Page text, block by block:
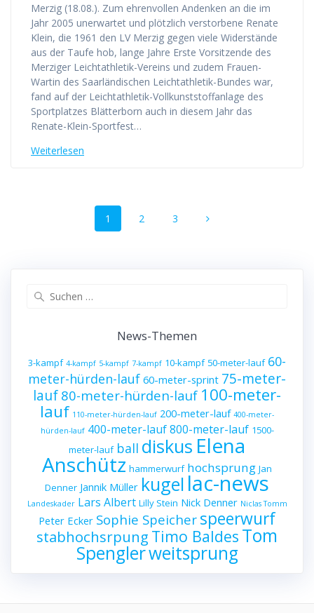
Merzig (18.08.). Zum ehrenvollen Andenken an die im
Jahr 2005 unerwartet und plötzlich verstorbene Renate
Klein, die 1961 den LV Merzig gegen viele Widerstände
aus der Taufe hob, lange Jahre Erste Vorsitzende des
Merziger Leichtathletik-Vereins und zudem Frauen-
Wartin des Saarländischen Leichtathletik-Bundes war,
fand auf der Leichtathletik-Vollkunststoffanlage des
Sportplatzes Blätterborn auch in diesem Jahr das
Renate-Klein-Sportfest…
Weiterlesen
Beitrags-
Navigation
Seite
1 Seite
2 Seite
3
News-Themen
3-kampf 4-kampf 5-kampf 7-kampf 10-kampf 50-meter-lauf 60-
meter-hürden-lauf 60-meter-sprint 75-meter-
lauf 80-meter-hürden-lauf 100-meter-
lauf 110-meter-hürden-lauf 200-meter-lauf 400-meter-
hürden-lauf 400-meter-lauf 800-meter-lauf 1500-
meter-lauf ball diskus Elena
Anschütz hammerwurf hochsprung Jan
Denner Jannik Müller kugel lac-news
Landeskader Lars Albert Lilly Stein Nick Denner Niclas Tomm
Peter Ecker Sophie Speicher speerwurf
stabhochsrpung Timo Baldes Tom
Spenglerweitsprung